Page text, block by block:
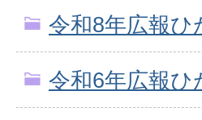
令和8年広報ひ
令和6年広報ひ